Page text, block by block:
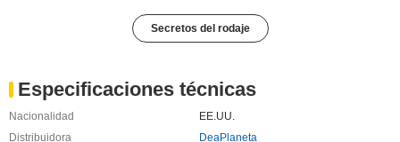
Secretos del rodaje
Especificaciones técnicas
Nacionalidad
EE.UU.
Distribuidora
DeaPlaneta